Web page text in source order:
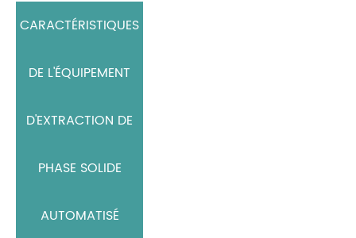
CARACTÉRISTIQUES
DE L'ÉQUIPEMENT
D'EXTRACTION DE
PHASE SOLIDE
AUTOMATISÉ